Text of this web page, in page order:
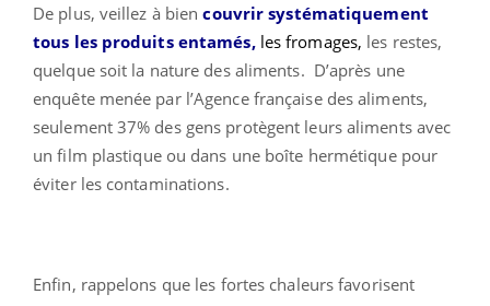
De plus, veillez à biencouvrir systématiquement
tous les produits entamés, les fromages, les restes,
quelque soit la nature des aliments. D’après une
enquête menée par l’Agence française des aliments,
seulement 37% des gens protègent leurs aliments avec
un film plastique ou dans une boîte hermétique pour
éviter les contaminations.
Enfin, rappelons que les fortes chaleurs favorisent